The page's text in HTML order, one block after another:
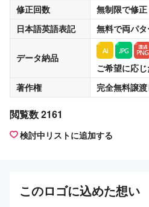
修正回数
無制限で修正
日本語英語表記
無料で両パ
データ納品
ご希望に応
著作権
完全無料譲渡
閲覧数 2161
検討中リストに追加する
このロゴに込めた想い